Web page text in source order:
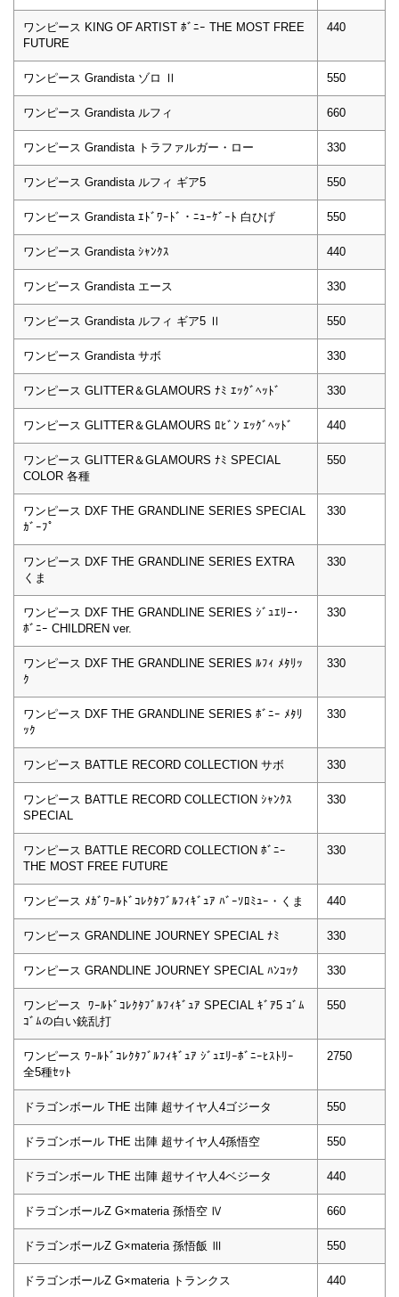
ワンピース KING OF ARTIST ﾎﾞﾆｰ THE MOST FREE
FUTURE
440
ワンピース Grandista ゾロ Ⅱ 550
ワンピース Grandista ルフィ 660
ワンピース Grandista トラファルガー・ロー 330
ワンピース Grandista ルフィ ギア5 550
ワンピース Grandista ｴﾄﾞﾜｰﾄﾞ・ﾆｭｰｹﾞｰﾄ 白ひげ 550
ワンピース Grandista ｼｬﾝｸｽ 440
ワンピース Grandista エース 330
ワンピース Grandista ルフィ ギア5 Ⅱ 550
ワンピース Grandista サボ 330
ワンピース GLITTER＆GLAMOURS ﾅﾐ ｴｯｸﾞﾍｯﾄﾞ 330
ワンピース GLITTER＆GLAMOURS ﾛﾋﾞﾝ ｴｯｸﾞﾍｯﾄﾞ 440
ワンピース GLITTER＆GLAMOURS ﾅﾐ SPECIAL
COLOR 各種
550
ワンピース DXF THE GRANDLINE SERIES SPECIAL
ｶﾞｰﾌﾟ
330
ワンピース DXF THE GRANDLINE SERIES EXTRA
くま
330
ワンピース DXF THE GRANDLINE SERIES ｼﾞｭｴﾘｰ･
ﾎﾞﾆｰ CHILDREN ver.
330
ワンピース DXF THE GRANDLINE SERIES ﾙﾌｨ ﾒﾀﾘｯ
ｸ
330
ワンピース DXF THE GRANDLINE SERIES ﾎﾞﾆｰ ﾒﾀﾘ
ｯｸ
330
ワンピース BATTLE RECORD COLLECTION サボ 330
ワンピース BATTLE RECORD COLLECTION ｼｬﾝｸｽ
SPECIAL
330
ワンピース BATTLE RECORD COLLECTION ﾎﾞﾆｰ
THE MOST FREE FUTURE
330
ワンピース ﾒｶﾞﾜｰﾙﾄﾞｺﾚｸﾀﾌﾞﾙﾌｨｷﾞｭｱ ﾊﾞｰｿﾛﾐｭｰ・くま 440
ワンピース GRANDLINE JOURNEY SPECIAL ﾅﾐ 330
ワンピース GRANDLINE JOURNEY SPECIAL ﾊﾝｺｯｸ 330
ワンピース ﾜｰﾙﾄﾞｺﾚｸﾀﾌﾞﾙﾌｨｷﾞｭｱ SPECIAL ｷﾞｱ5 ｺﾞﾑ
ｺﾞﾑの白い銃乱打
550
ワンピース ﾜｰﾙﾄﾞｺﾚｸﾀﾌﾞﾙﾌｨｷﾞｭｱ ｼﾞｭｴﾘｰﾎﾞﾆｰﾋｽﾄﾘｰ
全5種ｾｯﾄ
2750
ドラゴンボール THE 出陣 超サイヤ人4ゴジータ 550
ドラゴンボール THE 出陣 超サイヤ人4孫悟空 550
ドラゴンボール THE 出陣 超サイヤ人4ベジータ 440
ドラゴンボールZ G×materia 孫悟空 Ⅳ 660
ドラゴンボールZ G×materia 孫悟飯 Ⅲ 550
ドラゴンボールZ G×materia トランクス 440